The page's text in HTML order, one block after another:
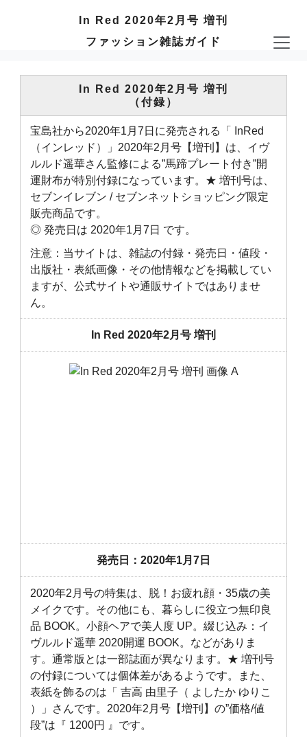
In Red 2020年2月号 増刊
ファッション雑誌ガイド
In Red 2020年2月号 増刊
（付録）
宝島社から2020年1月7日に発売される「 InRed
（インレッド）」2020年2月号【増刊】は、イヴ
ルルド遥華さん監修による”馬蹄プレート付き”開
運財布が特別付録になっています。★ 増刊号は、
セブンイレブン / セブンネットショッピング限定
販売商品です。
◎ 発売日は 2020年1月7日 です。
注意：当サイトは、雑誌の付録・発売日・値段・
出版社・表紙画像・その他情報などを掲載してい
ますが、公式サイトや通販サイトではありませ
ん。
In Red 2020年2月号 増刊
発売日：2020年1月7日
2020年2月号の特集は、脱！お疲れ顔・35歳の美
メイクです。その他にも、暮らしに役立つ無印良
品 BOOK。小顔ヘアで美人度 UP。綴じ込み：イ
ヴルルド遥華 2020開運 BOOK。などがありま
す。通常版とは一部誌面が異なります。★ 増刊号
の付録については個体差があるようです。また、
表紙を飾るのは「 吉高 由里子（ よしたか ゆりこ
）」さんです。2020年2月号【増刊】の”価格/値
段”は『 1200円 』です。